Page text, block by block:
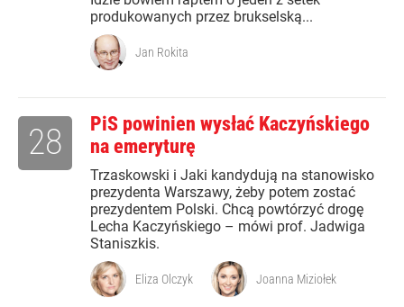
produkowanych przez brukselską...
Jan Rokita
PiS powinien wysłać Kaczyńskiego
na emeryturę
Trzaskowski i Jaki kandydują na stanowisko
prezydenta Warszawy, żeby potem zostać
prezydentem Polski. Chcą powtórzyć drogę
Lecha Kaczyńskiego – mówi prof. Jadwiga
Staniszkis.
28
Eliza Olczyk Joanna Miziołek